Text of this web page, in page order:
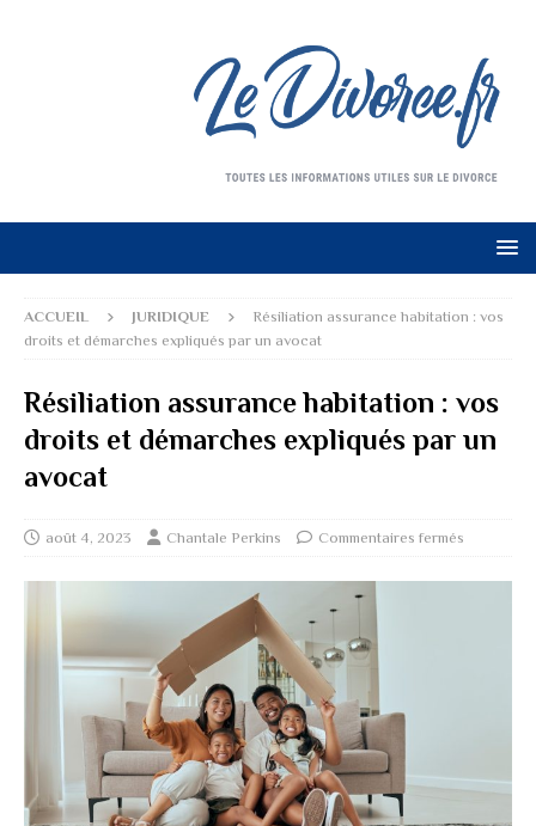
ACCUEIL JURIDIQUE
Résiliation assurance habitation : vos
droits et démarches expliqués par un avocat
Résiliation assurance habitation : vos
droits et démarches expliqués par un
avocat
août 4, 2023 Chantale Perkins Commentaires fermés